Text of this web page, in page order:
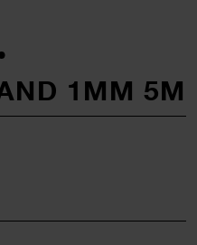
1MM 5M